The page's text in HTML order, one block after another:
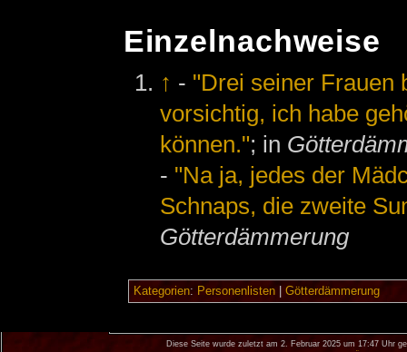
Einzelnachweise
↑ - "Drei seiner Frauen
vorsichtig, ich habe
können."; in
- "Na ja, jedes der
Schnaps, die zweite
Götterdämmerung
Kategorien: Personenlisten| Götterdämmerung
Diese Seite wurde zuletzt am 2. Februar 2025 um 17:47 Uhr